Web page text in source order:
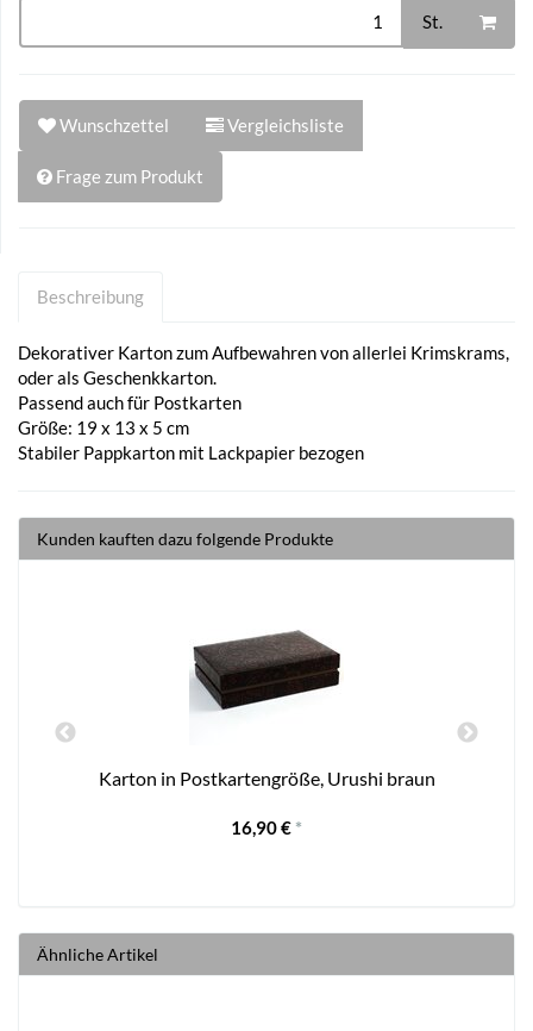
St.
Wunschzettel Vergleichsliste
Frage zum Produkt
Beschreibung
Dekorativer Karton zum Aufbewahren von allerlei Krimskrams,
oder als Geschenkkarton.
Passend auch für Postkarten
Größe: 19 x 13 x 5 cm
Stabiler Pappkarton mit Lackpapier bezogen
Kunden kauften dazu folgende Produkte
Karton in Postkartengröße, Urushi braun
16,90 € *
Ähnliche Artikel